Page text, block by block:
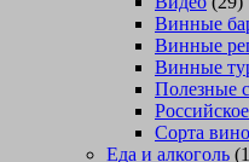
Винные
Винные
Винные
Полезные
Сорта
Еда и алкоголь